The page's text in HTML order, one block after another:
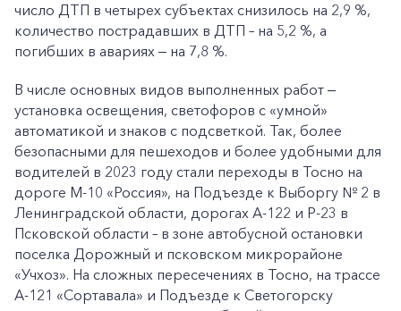
число ДТП в четырех субъектах снизилось на 2,9 %,
количество пострадавших в ДТП – на 5,2 %, а
погибших в авариях ‒ на 7,8 %.
В числе основных видов выполненных работ ‒
установка освещения, светофоров с «умной»
автоматикой и знаков с подсветкой. Так, более
безопасными для пешеходов и более удобными для
водителей в 2023 году стали переходы в Тосно на
дороге М-10 «Россия», на Подъезде к Выборгу № 2 в
Ленинградской области, дорогах А-122 и Р-23 в
Псковской области – в зоне автобусной остановки
поселка Дорожный и псковском микрорайоне
«Учхоз». На сложных пересечениях в Тосно, на трассе
А-121 «Сортавала» и Подъезде к Светогорску